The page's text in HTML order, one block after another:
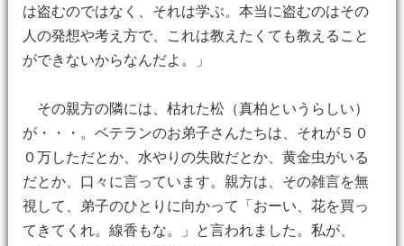
は盗むのではなく、それは学ぶ。本当に盗むのはその
人の発想や考え方で、これは教えたくても教えること
ができないからなんだよ。」
その親方の隣には、枯れた松（真柏というらしい）
が・・・。ベテランのお弟子さんたちは、それが５０
０万しただとか、水やりの失敗だとか、黄金虫がいる
だとか、口々に言っています。親方は、その雑言を無
視して、弟子のひとりに向かって「おーい、花を買っ
てきてくれ。線香もな。」と言われました。私が、